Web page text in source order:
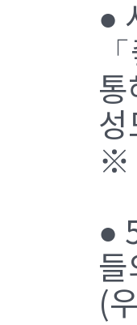
●
통
성
※
●
들
(